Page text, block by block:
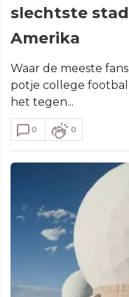
slechtste
Amerika
Waar de meeste
potje college
het tegen...
0 0